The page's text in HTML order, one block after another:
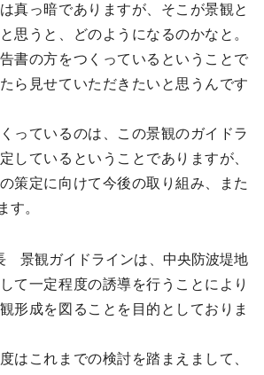
真っ暗でありますが、そこが景観と
思うと、どのようになるのかなと。
書の方をつくっているということで
ら見せていただきたいと思うんです
っているのは、この景観のガイドラ
しているということでありますが、
策定に向けて今後の取り組み、また
す。
景観ガイドラインは、中央防波堤地
て一定程度の誘導を行うことにより
形成を図ることを目的としておりま
はこれまでの検討を踏まえまして、